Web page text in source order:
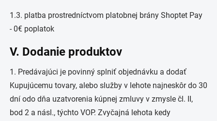
1.3. platba prostredníctvom platobnej brány Shoptet Pay
- 0€ poplatok
V. Dodanie produktov
1. Predávajúci je povinný splniť objednávku a dodať
Kupujúcemu tovary, alebo služby v lehote najneskôr do 30
dní odo dňa uzatvorenia kúpnej zmluvy v zmysle čl. II,
bod 2 a násl., týchto VOP. Zvyčajná lehota kedy